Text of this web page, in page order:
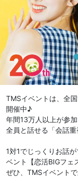
TMSイベントは、全
開催中♪
年間13万人以上が参
全員と話せる「会話重
1対1でじっくりお話
ベント【恋活BIGフェ
ぜひ、TMSイベント